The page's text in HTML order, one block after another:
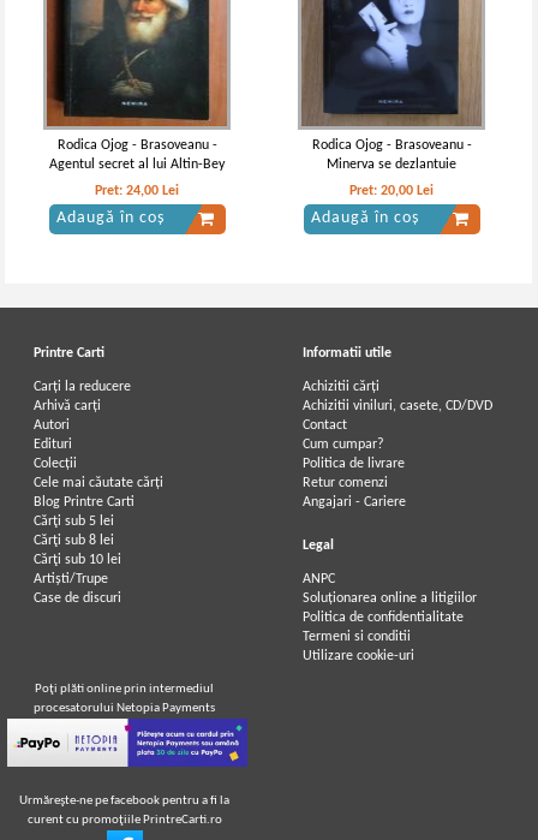
Rodica Ojog - Brasoveanu -
Agentul secret al lui Altin-Bey
Pret:24,00 Lei
Adaugă în coș
Rodica Ojog - Brasoveanu -
Minerva se dezlantuie
Pret:20,00 Lei
Adaugă în coș
Printre Carti
Carți la reducere
Arhivă carți
Autori
Edituri
Colecții
Cele mai căutate cărți
Blog Printre Carti
Cărţi sub 5 lei
Cărţi sub 8 lei
Cărţi sub 10 lei
Artiști/Trupe
Case de discuri
Informatii utile
Achizitii cărți
Achizitii viniluri, casete, CD/DVD
Contact
Cum cumpar?
Politica de livrare
Retur comenzi
Angajari - Cariere
Legal
ANPC
Soluționarea online a litigiilor
Politica de confidentialitate
Termeni si conditii
Utilizare cookie-uri
Poţi plăti online prin intermediul
procesatorului Netopia Payments
Urmăreşte-ne pe facebook pentru a fi la
curent cu promoţiile PrintreCarti.ro